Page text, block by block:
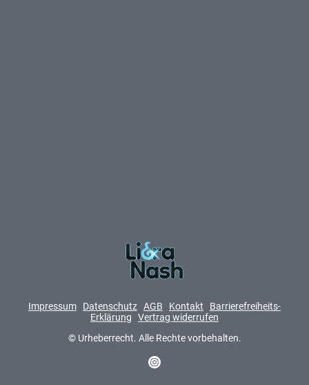
Impressum Datenschutz AGB Kontakt
Barrierefreiheits-
Erklärung
Vertrag widerrufen
© Urheberrecht. Alle Rechte vorbehalten.